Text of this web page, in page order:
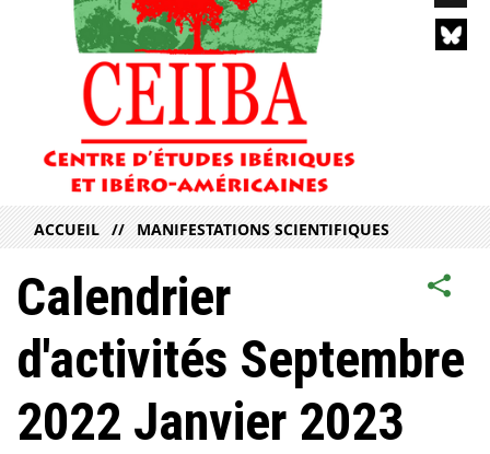
ACCUEIL MANIFESTATIONS SCIENTIFIQUES
Calendrier
d'activités Septembre
2022 Janvier 2023